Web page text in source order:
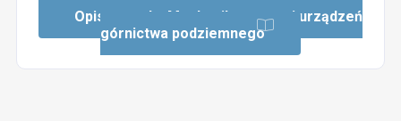
Opis zawodu: Mechanik maszyn i urządzeń
górnictwa podziemnego